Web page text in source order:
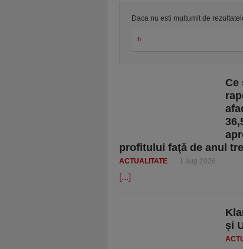
Daca nu esti multumit de
Ce
profitului faţă de anul
ACTUALITATE 1 aug 2026
[...]
şi